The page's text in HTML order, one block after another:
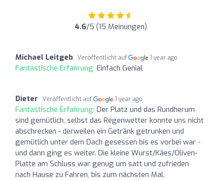
4.6/5 (15 Meinungen)
Michael Leitgeb Veröffentlicht auf 1 year ago
Fantastische Erfahrung: Einfach Genial
Dieter Veröffentlicht auf 1 year ago
Fantastische Erfahrung: Der Platz und das Rundherum
sind gemütlich, selbst das Regenwetter konnte uns nicht
abschrecken - derweilen ein Getränk getrunken und
gemütlich unter dem Dach gesessen bis es vorbei war -
und dann ging es weiter. Die kleine Wurst/Käes/Oliven-
Platte am Schluss war genug um satt und zufrieden
nach Hause zu Fahren, bis zum nächsten Mal.